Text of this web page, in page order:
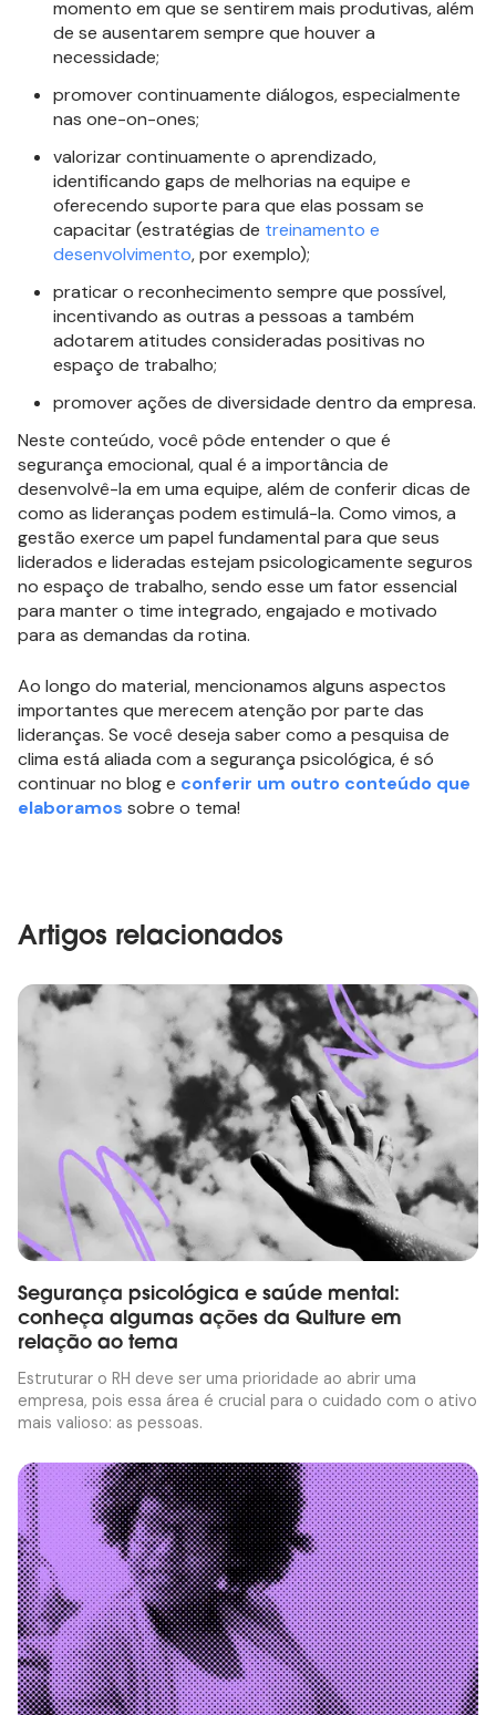
momento em que se sentirem mais produtivas, além
de se ausentarem sempre que houver a
necessidade;
promover continuamente diálogos, especialmente
nas one-on-ones;
valorizar continuamente o aprendizado,
identificando gaps de melhorias na equipe e
oferecendo suporte para que elas possam se
capacitar (estratégias de treinamento e
desenvolvimento, por exemplo);
praticar o reconhecimento sempre que possível,
incentivando as outras a pessoas a também
adotarem atitudes consideradas positivas no
espaço de trabalho;
promover ações de diversidade dentro da empresa.
Neste conteúdo, você pôde entender o que é
segurança emocional, qual é a importância de
desenvolvê-la em uma equipe, além de conferir dicas de
como as lideranças podem estimulá-la. Como vimos, a
gestão exerce um papel fundamental para que seus
liderados e lideradas estejam psicologicamente seguros
no espaço de trabalho, sendo esse um fator essencial
para manter o time integrado, engajado e motivado
para as demandas da rotina.
Ao longo do material, mencionamos alguns aspectos
importantes que merecem atenção por parte das
lideranças. Se você deseja saber como a pesquisa de
clima está aliada com a segurança psicológica, é só
continuar no blog e conferir um outro conteúdo que
elaboramos sobre o tema!
Artigos relacionados
Segurança psicológica e saúde mental:
conheça algumas ações da Qulture em
relação ao tema
Estruturar o RH deve ser uma prioridade ao abrir uma
empresa, pois essa área é crucial para o cuidado com o ativo
mais valioso: as pessoas.